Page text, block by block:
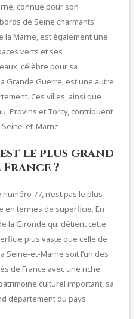
connue pour son
de Seine charmants.
la Marne, est également une
verts et ses
célèbre pour sa
Grande Guerre, est une autre
Ces villes, ainsi que
Provins et Torcy, contribuent
Seine-et-Marne.
est le plus grand
?
77, n’est pas le plus
en termes de superficie. En
la Gironde qui détient cette
plus vaste que celle de
Seine-et-Marne soit l’un des
de France avec une riche
culturel important, sa
département du pays.